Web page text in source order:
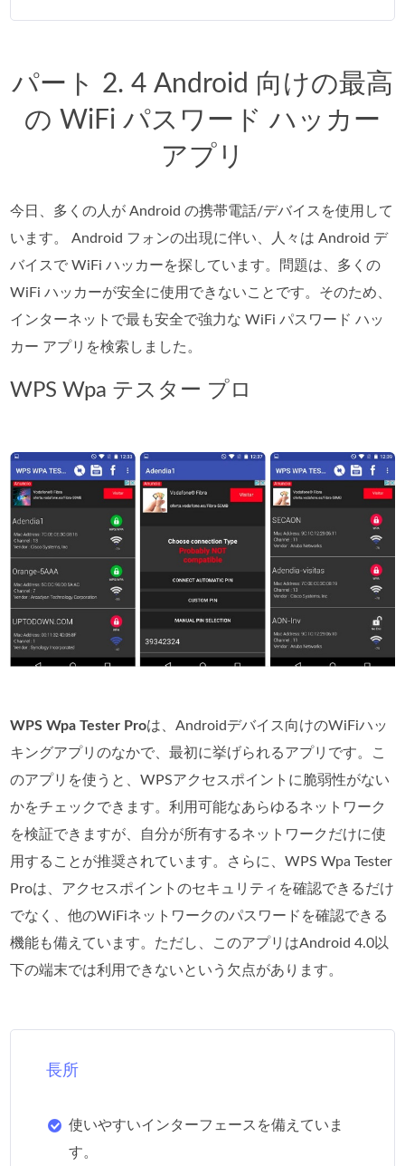
パート 2. 4 Android 向けの最高
の WiFi パスワード ハッカー
アプリ
今日、多くの人が Android の携帯電話/デバイスを使用して
います。 Android フォンの出現に伴い、人々は Android デ
バイスで WiFi ハッカーを探しています。問題は、多くの
WiFi ハッカーが安全に使用できないことです。そのため、
インターネットで最も安全で強力な WiFi パスワード ハッ
カー アプリを検索しました。
WPS Wpa テスター プロ
WPS Wpa Tester Proは、Androidデバイス向けのWiFiハッ
キングアプリのなかで、最初に挙げられるアプリです。こ
のアプリを使うと、WPSアクセスポイントに脆弱性がない
かをチェックできます。利用可能なあらゆるネットワーク
を検証できますが、自分が所有するネットワークだけに使
用することが推奨されています。さらに、WPS Wpa Tester
Proは、アクセスポイントのセキュリティを確認できるだけ
でなく、他のWiFiネットワークのパスワードを確認できる
機能も備えています。ただし、このアプリはAndroid 4.0以
下の端末では利用できないという欠点があります。
長所
使いやすいインターフェースを備えていま
す。